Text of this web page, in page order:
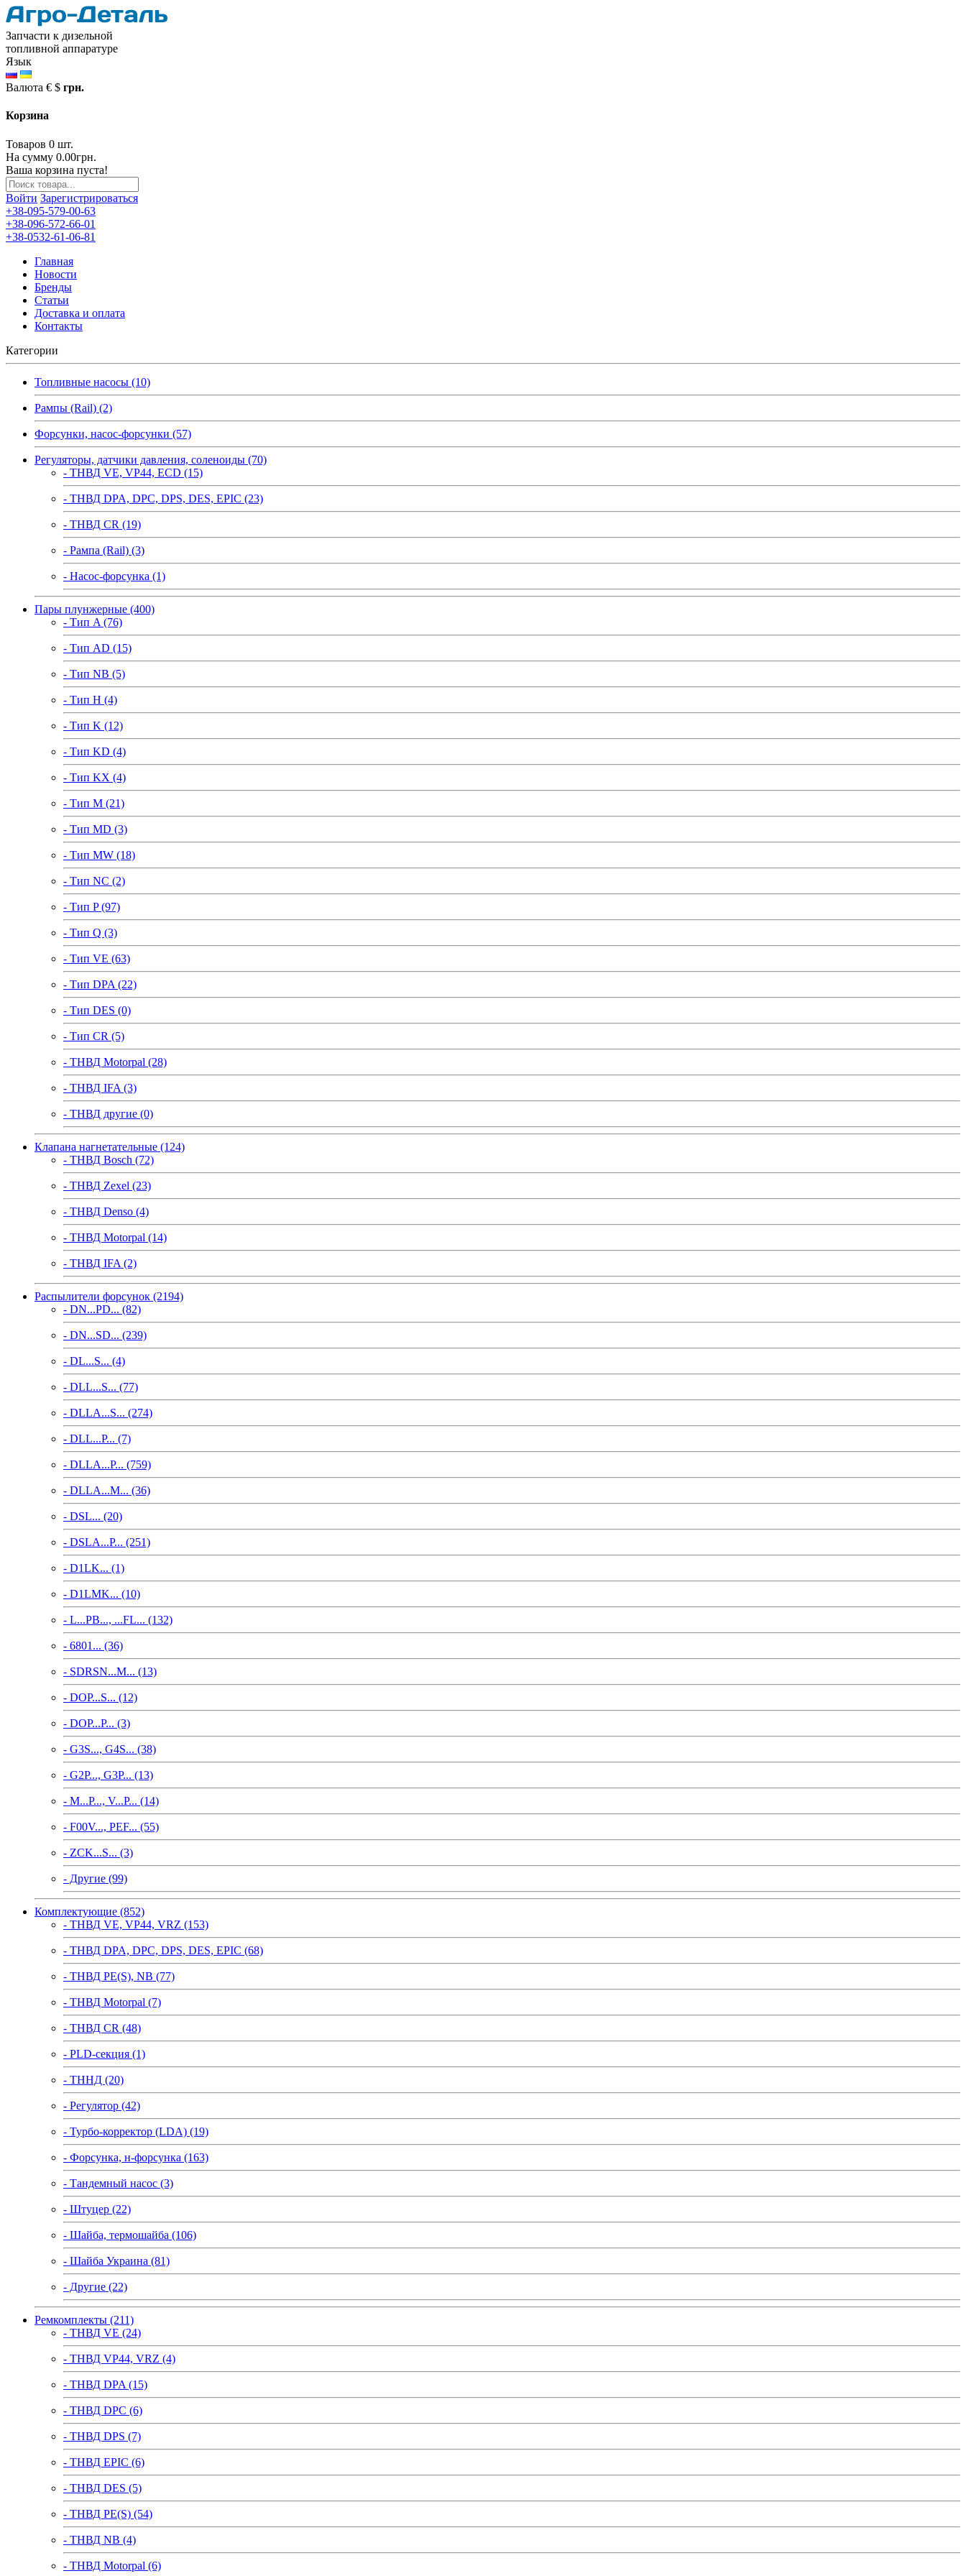
Запчасти к дизельной
топливной аппаратуре
Язык
Валюта € $ грн.
Корзина
Товаров 0 шт.
На сумму 0.00грн.
Ваша корзина пуста!
Войти Зарегистрироваться
+38-095-579-00-63
+38-096-572-66-01
+38-0532-61-06-81
Главная
Новости
Бренды
Статьи
Доставка и оплата
Контакты
Категории
Топливные насосы (10)
Рампы (Rail) (2)
Форсунки, насос-форсунки (57)
Регуляторы, датчики давления, соленоиды (70)
- ТНВД VE, VP44, ECD (15)
- ТНВД DPA, DPC, DPS, DES, EPIC (23)
- ТНВД CR (19)
- Рампа (Rail) (3)
- Насос-форсунка (1)
Пары плунжерные (400)
- Тип A (76)
- Тип AD (15)
- Тип NB (5)
- Тип H (4)
- Тип K (12)
- Тип KD (4)
- Тип KX (4)
- Тип M (21)
- Тип MD (3)
- Тип MW (18)
- Тип NC (2)
- Тип P (97)
- Тип Q (3)
- Тип VE (63)
- Тип DPA (22)
- Тип DES (0)
- Тип CR (5)
- ТНВД Motorpal (28)
- ТНВД IFA (3)
- ТНВД другие (0)
Клапана нагнетательные (124)
- ТНВД Bosch (72)
- ТНВД Zexel (23)
- ТНВД Denso (4)
- ТНВД Motorpal (14)
- ТНВД IFA (2)
Распылители форсунок (2194)
- DN...PD... (82)
- DN...SD... (239)
- DL...S... (4)
- DLL...S... (77)
- DLLA...S... (274)
- DLL...P... (7)
- DLLA...P... (759)
- DLLA...M... (36)
- DSL... (20)
- DSLA...P... (251)
- D1LK... (1)
- D1LMK... (10)
- L...PB..., ...FL... (132)
- 6801... (36)
- SDRSN...M... (13)
- DOP...S... (12)
- DOP...P... (3)
- G3S..., G4S... (38)
- G2P..., G3P... (13)
- M...P..., V...P... (14)
- F00V..., PEF... (55)
- ZCK...S... (3)
- Другие (99)
Комплектующие (852)
- ТНВД VE, VP44, VRZ (153)
- ТНВД DPA, DPC, DPS, DES, EPIC (68)
- ТНВД PE(S), NB (77)
- ТНВД Motorpal (7)
- ТНВД CR (48)
- PLD-секция (1)
- ТННД (20)
- Регулятор (42)
- Турбо-корректор (LDA) (19)
- Форсунка, н-форсунка (163)
- Тандемный насос (3)
- Штуцер (22)
- Шайба, термошайба (106)
- Шайба Украина (81)
- Другие (22)
Ремкомплекты (211)
- ТНВД VE (24)
- ТНВД VP44, VRZ (4)
- ТНВД DPA (15)
- ТНВД DPC (6)
- ТНВД DPS (7)
- ТНВД EPIC (6)
- ТНВД DES (5)
- ТНВД PE(S) (54)
- ТНВД NB (4)
- ТНВД Motorpal (6)